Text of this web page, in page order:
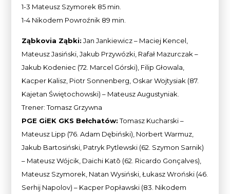
1-3 Mateusz Szymorek 85 min.
1-4 Nikodem Powroźnik 89 min.
Ząbkovia Ząbki: Jan Jankiewicz – Maciej Kencel,
Mateusz Jasiński, Jakub Przywózki, Rafał Mazurczak –
Jakub Kodeniec (72. Marcel Górski), Filip Głowala,
Kacper Kalisz, Piotr Sonnenberg, Oskar Wojtysiak (87.
Kajetan Świętochowski) – Mateusz Augustyniak.
Trener: Tomasz Grzywna
PGE GiEK GKS Bełchatów:Tomasz Kucharski –
Mateusz Lipp (76. Adam Dębiński), Norbert Warmuz,
Jakub Bartosiński, Patryk Pytlewski (62. Szymon Sarnik)
– Mateusz Wójcik, Daichi Katō (62. Ricardo Gonçalves),
Mateusz Szymorek, Natan Wysiński, Łukasz Wroński (46.
Serhij Napolov) – Kacper Popławski (83. Nikodem